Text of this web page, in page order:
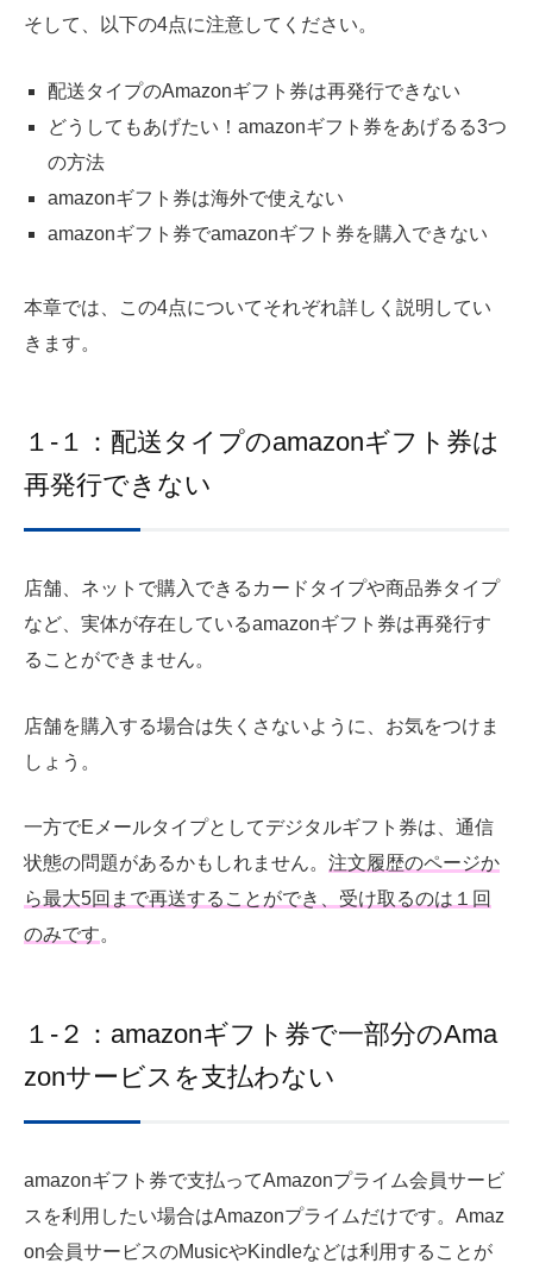
そして、以下の4点に注意してください。
配送タイプのAmazonギフト券は再発行できない
どうしてもあげたい！amazonギフト券をあげるる3つ
の方法
amazonギフト券は海外で使えない
amazonギフト券でamazonギフト券を購入できない
本章では、この4点についてそれぞれ詳しく説明してい
きます。
１-１：配送タイプのamazonギフト券は
再発行できない
店舗、ネットで購入できるカードタイプや商品券タイプ
など、実体が存在しているamazonギフト券は再発行す
ることができません。
店舗を購入する場合は失くさないように、お気をつけま
しょう。
一方でEメールタイプとしてデジタルギフト券は、通信
状態の問題があるかもしれません。 注文履歴のページか
ら最大5回まで再送することができ、受け取るのは１回
のみです。
１-２：amazonギフト券で一部分のAma
zonサービスを支払わない
amazonギフト券で支払ってAmazonプライム会員サービ
スを利用したい場合はAmazonプライムだけです。Amaz
on会員サービスのMusicやKindleなどは利用することが